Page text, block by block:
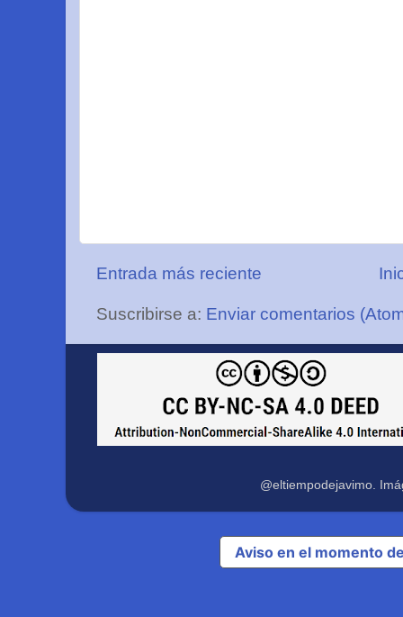
Entrada más reciente
Suscribirse a: Enviar comentarios
@eltiempodejavimo.
Aviso en el momento